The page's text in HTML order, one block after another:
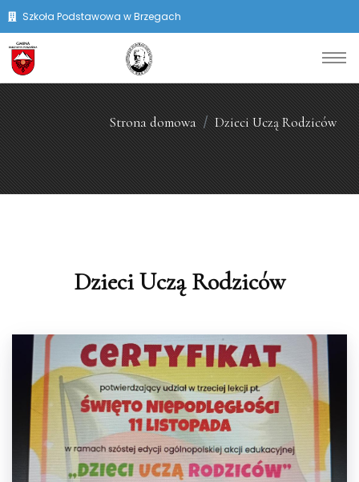
Szkoła Podstawowa w Brzegach
Strona domowa Dzieci Uczą Rodziców
Dzieci Uczą Rodziców